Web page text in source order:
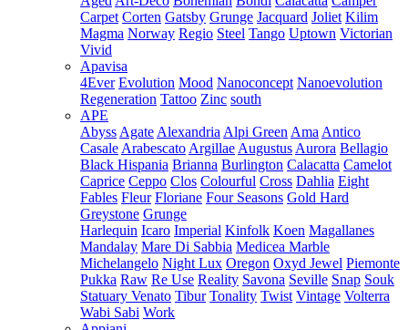
Carpet Corten Gatsby Grunge Jacquard Joliet Kilim
Magma Norway Regio Steel Tango Uptown Victorian
Vivid
Apavisa
4Ever Evolution Mood Nanoconcept Nanoevolution
Regeneration Tattoo Zinc south
APE
Abyss Agate Alexandria Alpi Green Ama Antico
Casale Arabescato Argillae Augustus Aurora Bellagio
Black Hispania Brianna Burlington Calacatta Camelot
Caprice Ceppo Clos Colourful Cross Dahlia Eight
Fables Fleur Floriane Four Seasons Gold Hard
Greystone Grunge
Harlequin Icaro Imperial Kinfolk Koen Magallanes
Mandalay Mare Di Sabbia Medicea Marble
Michelangelo Night Lux Oregon Oxyd Jewel Piemonte
Pukka Raw Re Use Reality Savona Seville Snap Souk
Statuary Venato Tibur Tonality Twist Vintage Volterra
Wabi Sabi Work